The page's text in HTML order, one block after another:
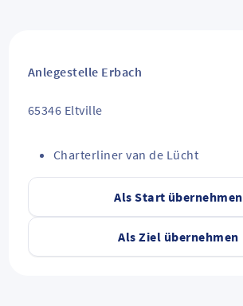
Als Start übernehmen
Als Ziel übernehmen
Anlegestelle Erbach
65346 Eltville
Charterliner van de Lücht